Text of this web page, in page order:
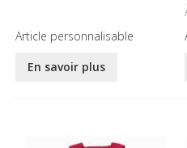
Article personnalisable
En savoir plus